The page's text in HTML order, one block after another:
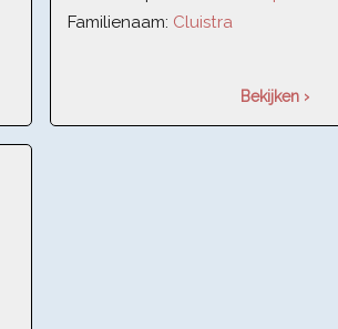
Familienaam: Cluistra
Bekijken ›